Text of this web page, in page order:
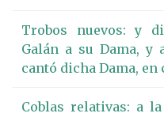
Trobos nuevos: y
Galán a su Dama, y
cantó dicha Dama, en
Coblas relativas: a